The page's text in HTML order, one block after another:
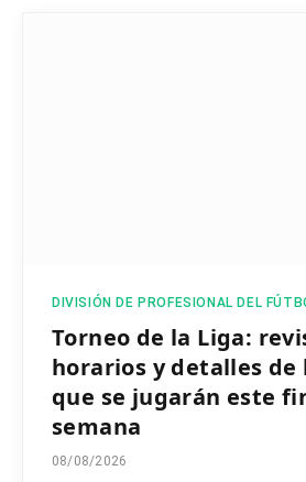
DIVISIÓN DE PROFESIONAL DEL
Torneo de la Liga:
horarios y detalles
que se jugarán este
semana
08/08/2026